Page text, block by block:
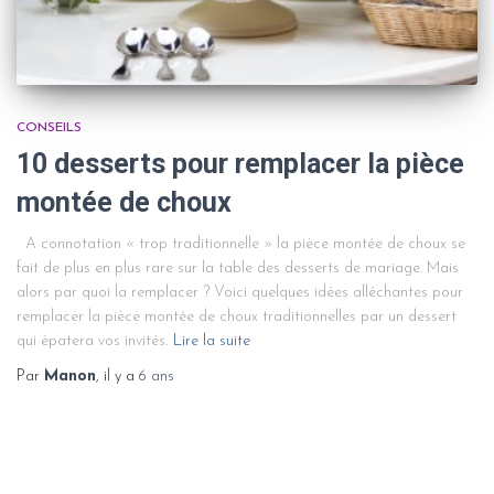
CONSEILS
10 desserts pour remplacer la pièce
montée de choux
A connotation « trop traditionnelle » la pièce montée de choux se
fait de plus en plus rare sur la table des desserts de mariage. Mais
alors par quoi la remplacer ? Voici quelques idées alléchantes pour
remplacer la pièce montée de choux traditionnelles par un dessert
qui épatera vos invités. Lire la suite
Par Manon, il y a 6 ans